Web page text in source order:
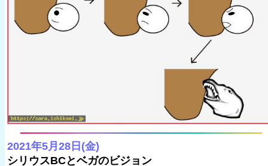
2021年5月28日(金)
シリウスBCとベガのビジョン